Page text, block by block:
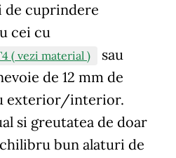
de cuprindere
cei cu
( vezi material )
sau
de 12 mm de
exterior/interior.
si greutatea de doar
bun alaturi de